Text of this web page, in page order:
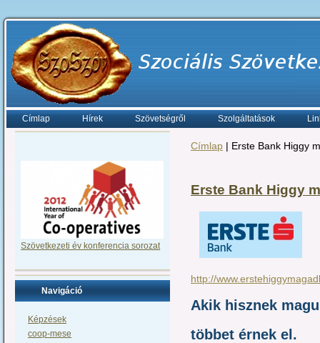
Címlap Hírek Szövetségről Szolgáltatások
Szövetkezeti év konferencia sorozat
Navigáció
Képzések
coop-mese
Címlap | Erste Bank Higgy
Erste Bank Higgy
http://
Akik hisznek
többet érnek el.